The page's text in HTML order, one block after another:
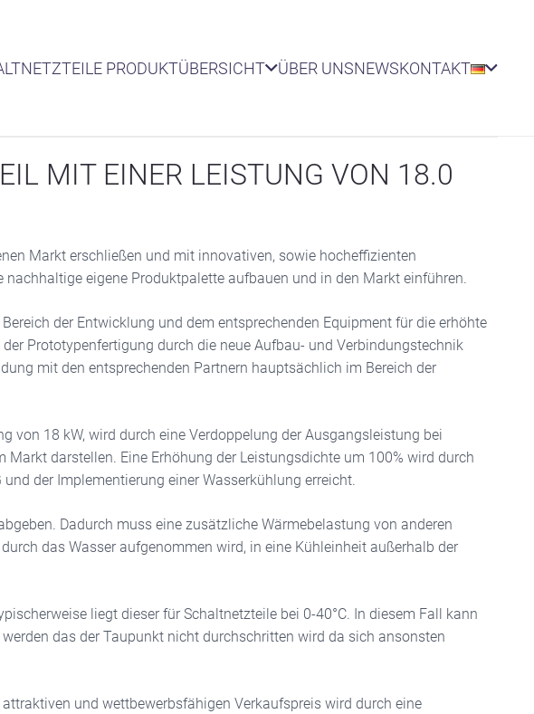
PRODUKTÜBERSICHT ÜBER UNSNEWSKONTAKT
MIT EINER LEISTUNG VON 18.0
Markt erschließen und mit innovativen, sowie hocheffizienten
eigene Produktpalette aufbauen und in den Markt einführen.
der Entwicklung und dem entsprechenden Equipment für die erhöhte
Prototypenfertigung durch die neue Aufbau- und Verbindungstechnik
mit den entsprechenden Partnern hauptsächlich im Bereich der
von 18 kW, wird durch eine Verdoppelung der Ausgangsleistung bei
darstellen. Eine Erhöhung der Leistungsdichte um 100% wird durch
der Implementierung einer Wasserkühlung erreicht.
Dadurch muss eine zusätzliche Wärmebelastung von anderen
das Wasser aufgenommen wird, in eine Kühleinheit außerhalb der
liegt dieser für Schaltnetzteile bei 0-40°C. In diesem Fall kann
das der Taupunkt nicht durchschritten wird da sich ansonsten
und wettbewerbsfähigen Verkaufspreis wird durch eine